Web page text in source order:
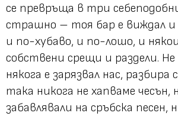
се превръща в три
страшно – тоя бар е виждал
и по-хубаво, и по-лошо, и
собствени срещи и раздели. Не
някога е зарязвал нас, разбира
така никога не хапваме чесън,
забавлявали на сръбска песен,